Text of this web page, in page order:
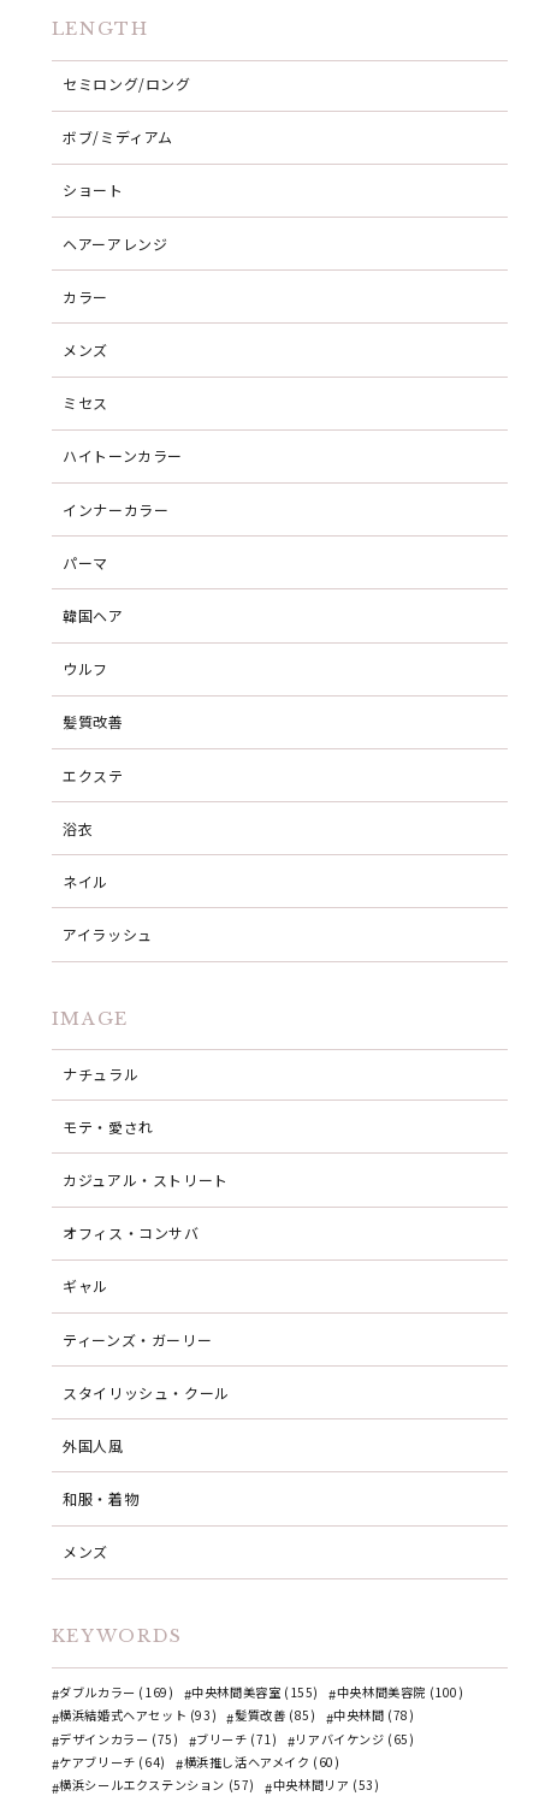
LENGTH
セミロング/ロング
ボブ/ミディアム
ショート
ヘアーアレンジ
カラー
メンズ
ミセス
ハイトーンカラー
インナーカラー
パーマ
韓国ヘア
ウルフ
髪質改善
エクステ
浴衣
ネイル
アイラッシュ
IMAGE
ナチュラル
モテ・愛され
カジュアル・ストリート
オフィス・コンサバ
ギャル
ティーンズ・ガーリー
スタイリッシュ・クール
外国人風
和服・着物
メンズ
KEYWORDS
ダブルカラー (169) 中央林間美容室 (155)
中央林間美容院 (100)
横浜結婚式ヘアセット (93)
髪質改善 (85)
中央林間 (78)
デザインカラー (75)
ブリーチ (71)
リアバイケンジ (65)
ケアブリーチ (64)
横浜推し活ヘアメイク (60)
横浜シールエクステンション (57)
中央林間リア (53)